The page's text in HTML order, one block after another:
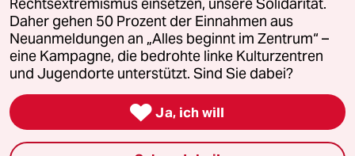
Feedback Redaktionsstatut Kommune-Richtlinien
Leitlinie Informant Datenschutz Impressum AGB
Seitenwende Einwilligungen widerrufen (Ads)
Rechtsextremismus einsetzen, unsere Solidarität.
Daher gehen 50 Prozent der Einnahmen aus
Neuanmeldungen an „Alles beginnt im Zentrum“ –
eine Kampagne, die bedrohte linke Kulturzentren
und Jugendorte unterstützt. Sind Sie dabei?
 Ja, ich will